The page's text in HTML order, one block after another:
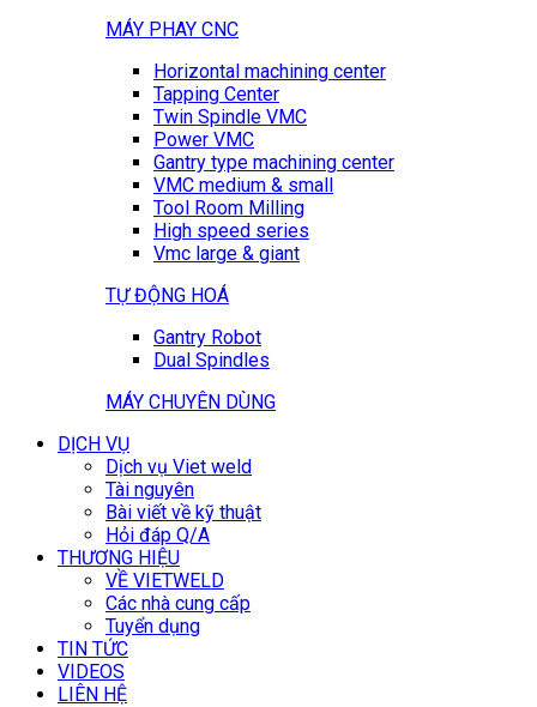
MÁY PHAY CNC
Horizontal machining center
Tapping Center
Twin Spindle VMC
Power VMC
Gantry type machining center
VMC medium & small
Tool Room Milling
High speed series
Vmc large & giant
TỰ ĐỘNG HOÁ
Gantry Robot
Dual Spindles
MÁY CHUYÊN DÙNG
DỊCH VỤ
Dịch vụ Viet weld
Tài nguyên
Bài viết về kỹ thuật
Hỏi đáp Q/A
THƯƠNG HIỆU
VỀ VIETWELD
Các nhà cung cấp
Tuyển dụng
TIN TỨC
VIDEOS
LIÊN HỆ